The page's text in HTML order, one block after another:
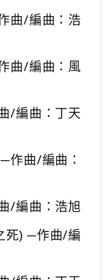
曲/編曲：浩
曲/編曲：風
/編曲：丁天
─作曲/編曲：
/編曲：浩旭
死)─作曲/編